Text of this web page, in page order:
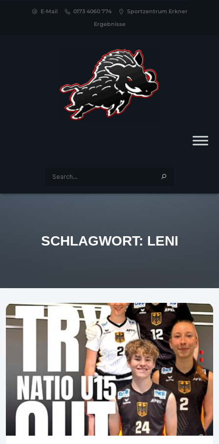
E-Mail 0173 4060 774
Sportzentrum Erkner
Ergebnisse
SCHLAGWORT: LENI